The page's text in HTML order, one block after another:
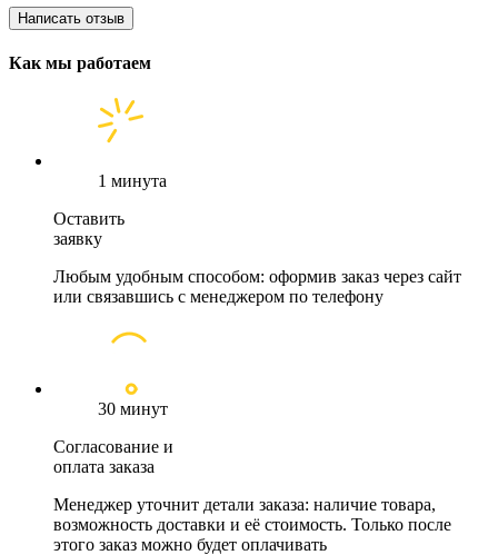
Написать отзыв
Как мы работаем
1 минута
Оставить
заявку
Любым удобным способом: оформив заказ через сайт
или связавшись с менеджером по телефону
30 минут
Согласование и
оплата заказа
Менеджер уточнит детали заказа: наличие товара,
возможность доставки и её стоимость. Только после
этого заказ можно будет оплачивать